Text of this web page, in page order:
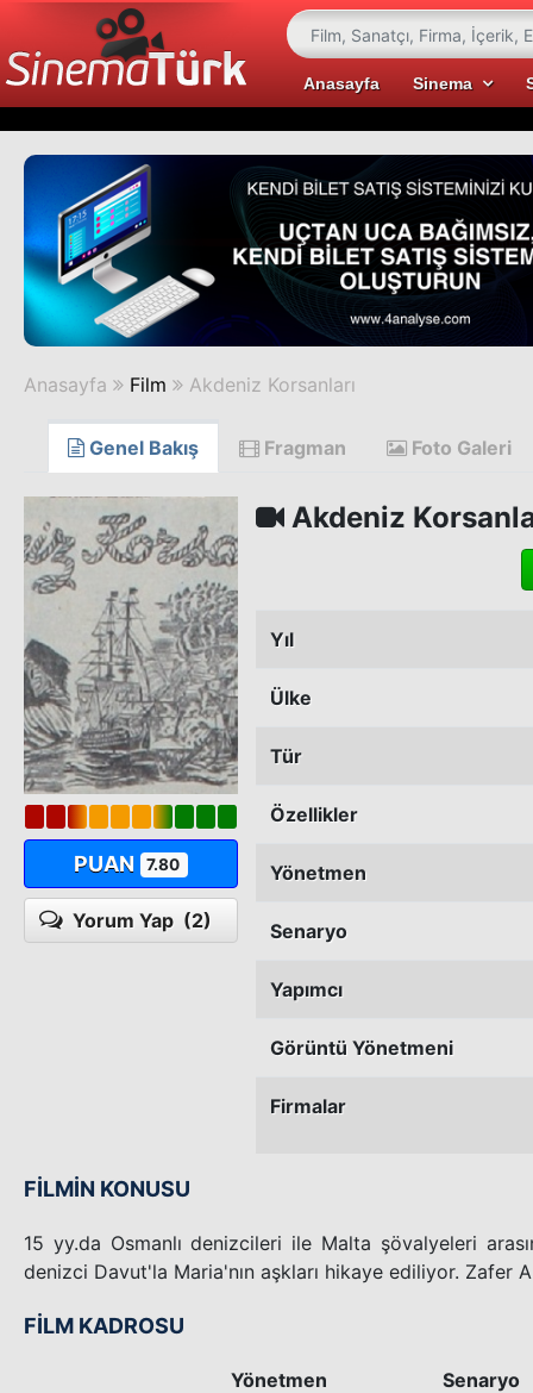
Anasayfa Sinema
Anasayfa Film Akdeniz Korsanları
Genel Bakış Fragman Foto Galeri
PUAN 7.80
Yorum Yap (2)
Akdeniz
Yıl
Ülke
Tür
Özellikler
Yönetmen
Senaryo
Yapımcı
Görüntü Yönetmeni
Firmalar
FİLMİN KONUSU
15 yy.da Osmanlı denizcileri ile Malta şövalyeleri
denizci Davut'la Maria'nın aşkları hikaye ediliyor. Zafer
FİLM KADROSU
Yönetmen Senaryo